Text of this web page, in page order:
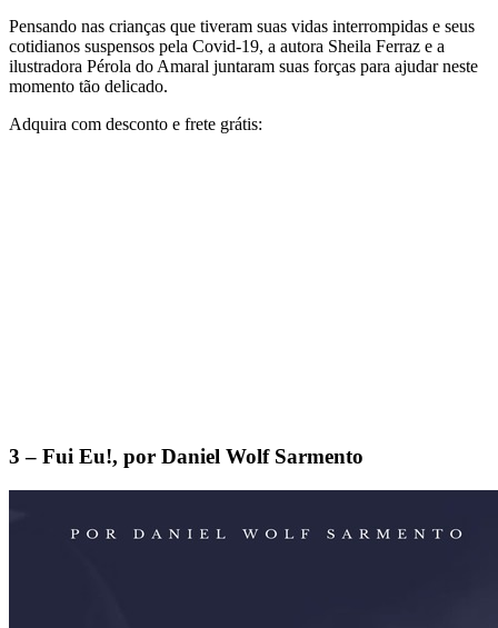
Pensando nas crianças que tiveram suas vidas interrompidas e seus
cotidianos suspensos pela Covid-19, a autora Sheila Ferraz e a
ilustradora Pérola do Amaral juntaram suas forças para ajudar neste
momento tão delicado.
Adquira com desconto e frete grátis:
3 – Fui Eu!, por Daniel Wolf Sarmento